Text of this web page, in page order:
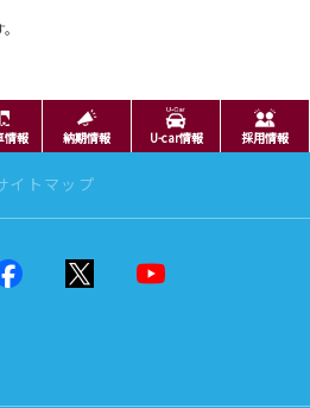
情報 納期情報 U-car情報 採用情報
イトマップ